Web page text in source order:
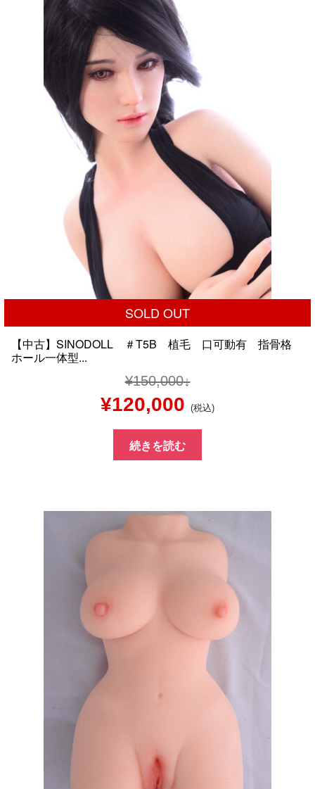
SOLD OUT
【中古】SINODOLL ＃T5B 植毛 口可動有 指骨格
ホール一体型...
¥150,000
元
の
価
は
¥150,000
た。
¥120,000 現
在
の
格
は
す。
(税込)
続きを読む